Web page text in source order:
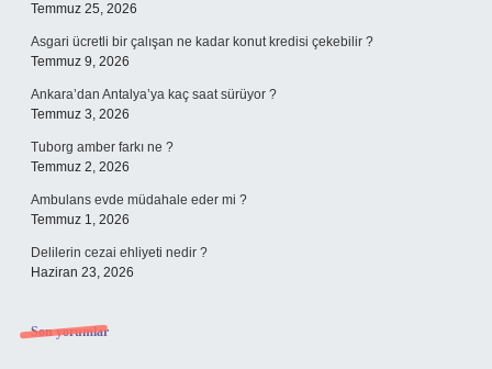
Temmuz 25, 2026
Asgari ücretli bir çalışan ne kadar konut kredisi çekebilir ?
Temmuz 9, 2026
Ankara’dan Antalya’ya kaç saat sürüyor ?
Temmuz 3, 2026
Tuborg amber farkı ne ?
Temmuz 2, 2026
Ambulans evde müdahale eder mi ?
Temmuz 1, 2026
Delilerin cezai ehliyeti nedir ?
Haziran 23, 2026
Son yorumlar